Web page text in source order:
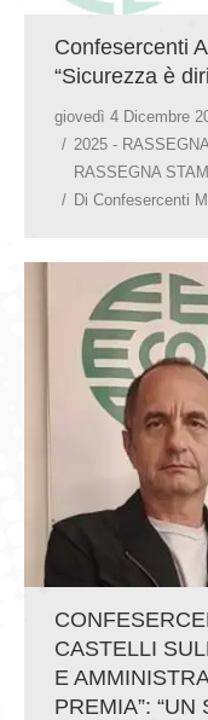
Confesercenti
“Sicurezza è
giovedì 4 Dicembre
2025 -
RASSEGNA
Di Confesercenti
CASTELLI
E
PREMIA”: